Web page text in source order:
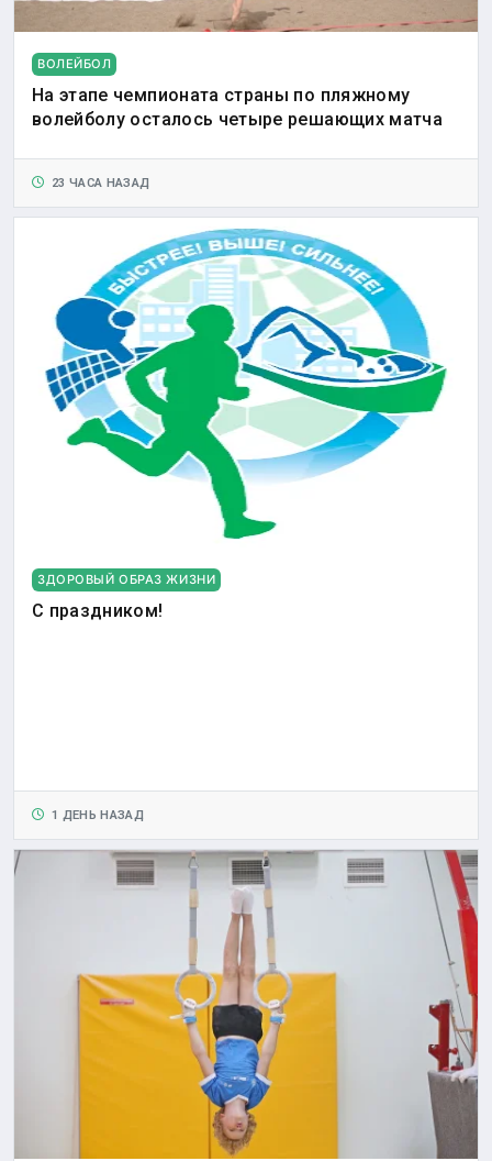
ВОЛЕЙБОЛ
На этапе чемпионата страны по пляжному
волейболу осталось четыре решающих матча
23 ЧАСА НАЗАД
ЗДОРОВЫЙ ОБРАЗ ЖИЗНИ
С праздником!
1 ДЕНЬ НАЗАД